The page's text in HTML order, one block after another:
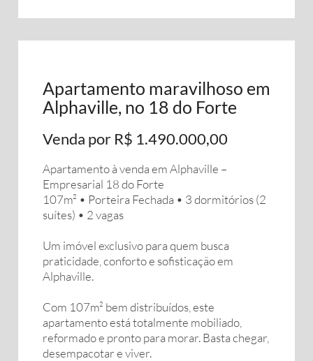
Apartamento maravilhoso em
Alphaville, no 18 do Forte
Venda por R$ 1.490.000,00
Apartamento à venda em Alphaville –
Empresarial 18 do Forte
107m² • Porteira Fechada • 3 dormitórios (2
suítes) • 2 vagas
Um imóvel exclusivo para quem busca
praticidade, conforto e sofisticação em
Alphaville.
Com 107m² bem distribuídos, este
apartamento está totalmente mobiliado,
reformado e pronto para morar. Basta chegar,
desempacotar e viver.